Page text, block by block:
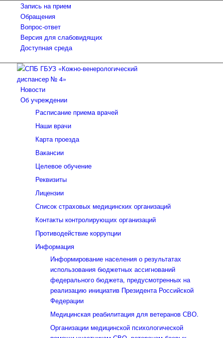
Запись на прием
Обращения
Вопрос-ответ
Версия для слабовидящих
Доступная среда
Новости
Об учреждении
Расписание приема врачей
Наши врачи
Карта проезда
Вакансии
Целевое обучение
Реквизиты
Лицензии
Список страховых медицинских организаций
Контакты контролирующих организаций
Противодействие коррупции
Информация
Информирование населения о результатах
использования бюджетных ассигнований
федерального бюджета, предусмотренных на
реализацию инициатив Президента Российской
Федерации
Медицинская реабилитация для ветеранов СВО.
Организации медицинской психологической